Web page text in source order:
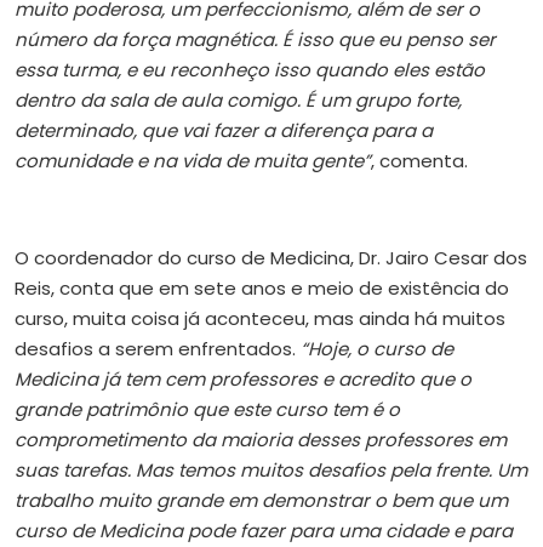
muito poderosa, um perfeccionismo, além de ser o
número da força magnética. É isso que eu penso ser
essa turma, e eu reconheço isso quando eles estão
dentro da sala de aula comigo. É um grupo forte,
determinado, que vai fazer a diferença para a
comunidade e na vida de muita gente”, comenta.
O coordenador do curso de Medicina, Dr. Jairo Cesar dos
Reis, conta que em sete anos e meio de existência do
curso, muita coisa já aconteceu, mas ainda há muitos
desafios a serem enfrentados. “Hoje, o curso de
Medicina já tem cem professores e acredito que o
grande patrimônio que este curso tem é o
comprometimento da maioria desses professores em
suas tarefas. Mas temos muitos desafios pela frente. Um
trabalho muito grande em demonstrar o bem que um
curso de Medicina pode fazer para uma cidade e para